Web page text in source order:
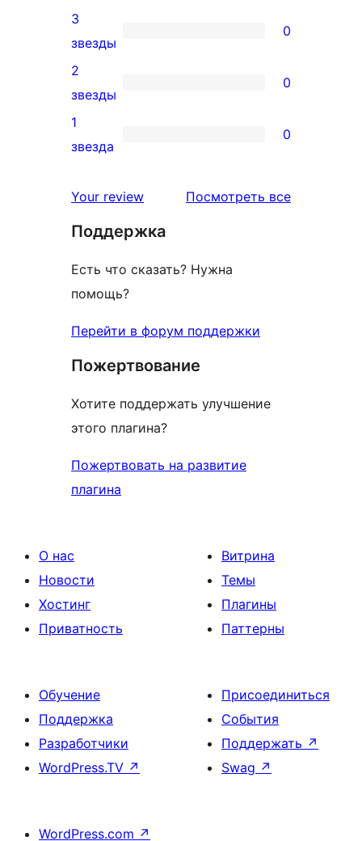
отзыв
4-
звездный
отзыв
0
3-
звездный
отзыв
3
звезды
0
0
2-
звездный
2
звезды
0
0
звездный
1
звезда
0
Your review Посмотреть всеотзывы
Поддержка
Есть что сказать? Нужна
помощь?
Перейти в форум поддержки
Пожертвование
Хотите поддержать улучшение
этого плагина?
Пожертвовать на развитие
плагина
О нас
Новости
Хостинг
Приватность
Витрина
Темы
Плагины
Паттерны
Обучение
Поддержка
Разработчики
WordPress.TV ↗
Присоединиться
События
Поддержать ↗
Swag ↗
WordPress.com ↗